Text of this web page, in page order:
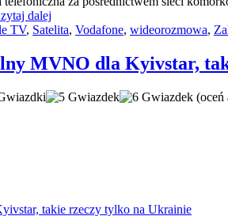
dalej
TV, Satelita, Vodafone, wideorozmowa,
MVNO dla Kyivstar,
(oceń